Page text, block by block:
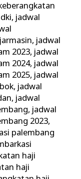
, jadwal
, jadwal
2023, jadwal
2024, jadwal
2025, jadwal
, jadwal
, jadwal
, jadwal
2023,
palembang
haji
haji